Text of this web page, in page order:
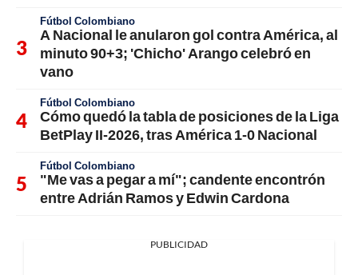
Fútbol Colombiano
A Nacional le anularon gol contra América, al
minuto 90+3; 'Chicho' Arango celebró en
vano
Fútbol Colombiano
Cómo quedó la tabla de posiciones de la Liga
BetPlay II-2026, tras América 1-0 Nacional
Fútbol Colombiano
"Me vas a pegar a mí"; candente encontrón
entre Adrián Ramos y Edwin Cardona
PUBLICIDAD